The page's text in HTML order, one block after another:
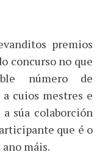
premios
concurso no que
número de
cuios mestres e
súa colaborción
que é o
máis.